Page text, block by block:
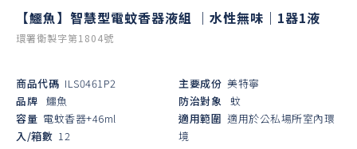
【鱷魚】智慧型電蚊香器液組 ｜水性無味｜1器1液
環署衛製字第1804號
商品代碼 ILS0461P2
品牌 鱷魚
容量 電蚊香器+46ml
入/箱數 12
主要成份 美特寧
防治對象 蚊
適用範圍 適用於公私場所室內環
境